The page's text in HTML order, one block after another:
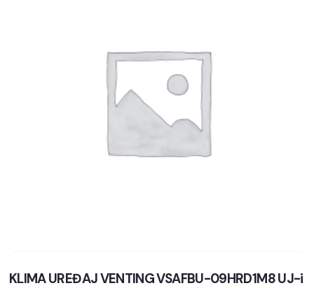
KLIMA UREĐAJ VENTING VSAFBU-09HRD1M8 UJ-i